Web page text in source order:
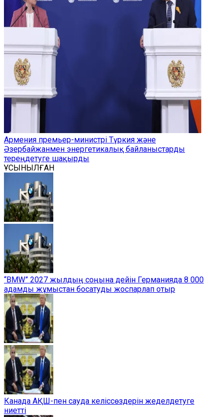
Армения премьер-министрі Түркия және
Әзербайжанмен энергетикалық байланыстарды
тереңдетуге шақырды
ҰСЫНЫЛҒАН
“BMW” 2027 жылдың соңына дейін Германияда 8 000
адамды жұмыстан босатуды жоспарлап отыр
Канада АҚШ-пен сауда келіссөздерін жеделдетуге
ниетті